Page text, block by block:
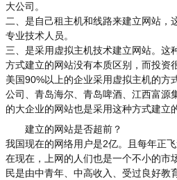
大公司。
二、是自己租主机和线路来建立网站，
专业技术人员。
三、是采用虚拟主机技术建立网站。这
方式建立的网站没有本质区别，而投资
美国90%以上的企业采用虚拟主机的方
公司、青岛海尔、青岛啤酒、江西富源
的大企业的网站也是采用这种方式建立
建立的网站是否超前？
我国现在的网络用户是2亿。且每年正
在现在，上网的人们也是一个不小的市
民是由中青年、中高收入、受过良好教